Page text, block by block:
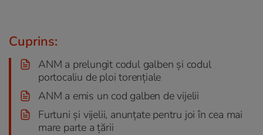
Cuprins:
ANM a prelungit codul galben și codul
portocaliu de ploi torențiale
ANM a emis un cod galben de vijelii
Furtuni și vijelii, anunțate pentru joi în cea mai
mare parte a țării